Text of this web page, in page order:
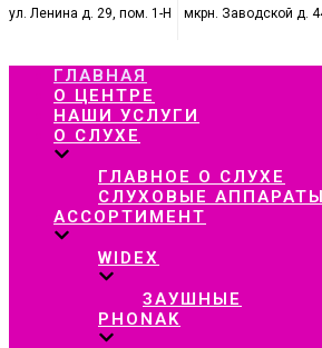
ул. Ленина д. 29, пом. 1-Н
мкрн. Заводской д.
ГЛАВНАЯ
О ЦЕНТРЕ
НАШИ УСЛУГИ
О СЛУХЕ
ГЛАВНОЕ О СЛУХЕ
СЛУХОВЫЕ АППАРАТЫ
АССОРТИМЕНТ
WIDEX
ЗАУШНЫЕ
PHONAK